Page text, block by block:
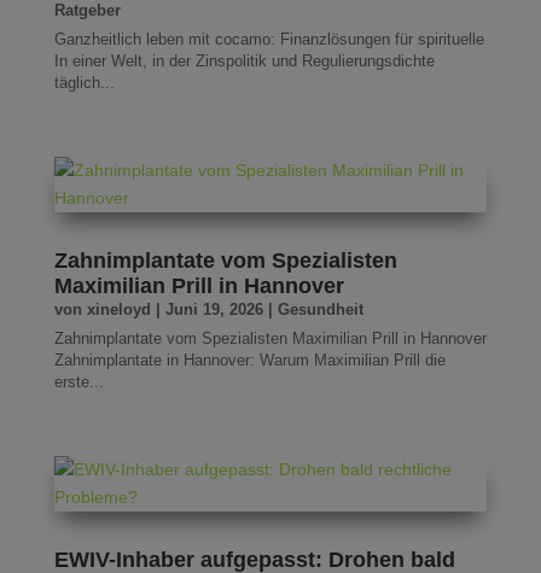
Ratgeber
Ganzheitlich leben mit cocamo: Finanzlösungen für spirituelle
In einer Welt, in der Zinspolitik und Regulierungsdichte
täglich...
Zahnimplantate vom Spezialisten
Maximilian Prill in Hannover
von xineloyd Juni 19, 2026| Gesundheit
Zahnimplantate vom Spezialisten Maximilian Prill in Hannover
Zahnimplantate in Hannover: Warum Maximilian Prill die
erste...
EWIV-Inhaber aufgepasst: Drohen bald